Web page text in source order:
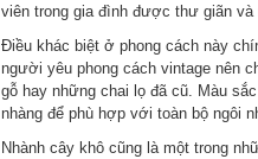
viên trong gia đình được thư giãn
Điều khác biệt ở phong cách này
người yêu phong cách vintage nên
gỗ hay những chai lọ đã cũ. Màu
nhàng để phù hợp với toàn bộ ngôi
Nhành cây khô cũng là một trong